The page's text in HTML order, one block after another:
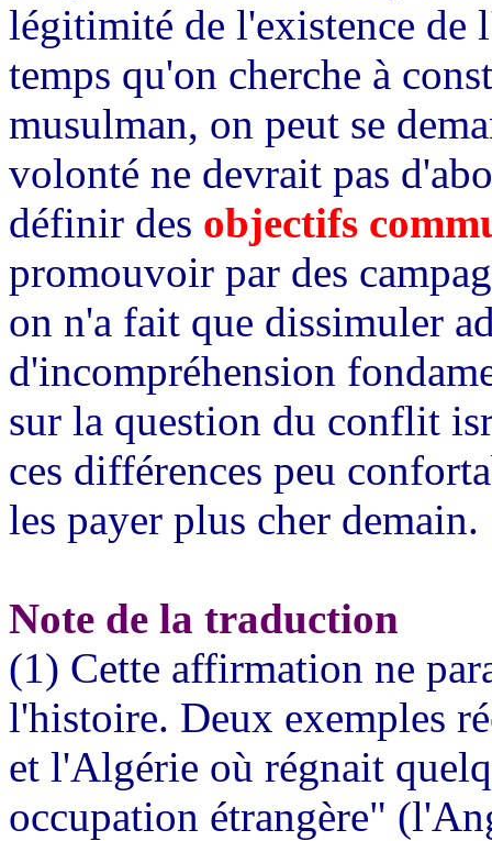
légitimité de l'existence de
temps qu'on cherche à
musulman, on peut se
volonté ne devrait pas
définir des objectifs
promouvoir par des
on n'a fait que dissimuler
d'incompréhension
sur la question du conflit
ces différences peu
les payer plus cher demain.
Note de la traduction
(1) Cette affirmation ne
l'histoire. Deux exemples
et l'Algérie où régnait
occupation étrangère"